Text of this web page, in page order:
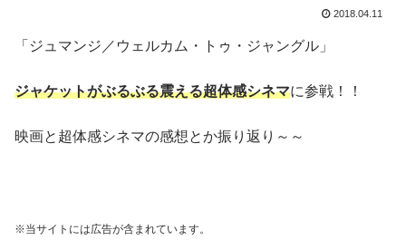
2018.04.11
「ジュマンジ／ウェルカム・トゥ・ジャングル」
ジャケットがぶるぶる震える超体感シネマに参戦！！
映画と超体感シネマの感想とか振り返り～～
※当サイトには広告が含まれています。